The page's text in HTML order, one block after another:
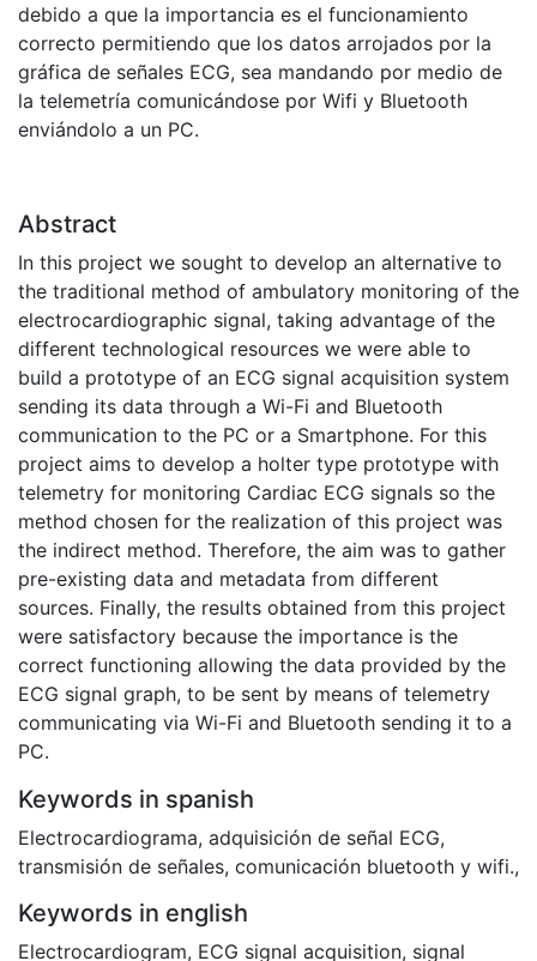
debido a que la importancia es el funcionamiento
correcto permitiendo que los datos arrojados por la
gráfica de señales ECG, sea mandando por medio de
la telemetría comunicándose por Wifi y Bluetooth
enviándolo a un PC.
Abstract
In this project we sought to develop an alternative to
the traditional method of ambulatory monitoring of the
electrocardiographic signal, taking advantage of the
different technological resources we were able to
build a prototype of an ECG signal acquisition system
sending its data through a Wi-Fi and Bluetooth
communication to the PC or a Smartphone. For this
project aims to develop a holter type prototype with
telemetry for monitoring Cardiac ECG signals so the
method chosen for the realization of this project was
the indirect method. Therefore, the aim was to gather
pre-existing data and metadata from different
sources. Finally, the results obtained from this project
were satisfactory because the importance is the
correct functioning allowing the data provided by the
ECG signal graph, to be sent by means of telemetry
communicating via Wi-Fi and Bluetooth sending it to a
PC.
Keywords in spanish
Electrocardiograma, adquisición de señal ECG,
transmisión de señales, comunicación bluetooth y wifi.,
Keywords in english
Electrocardiogram, ECG signal acquisition, signal